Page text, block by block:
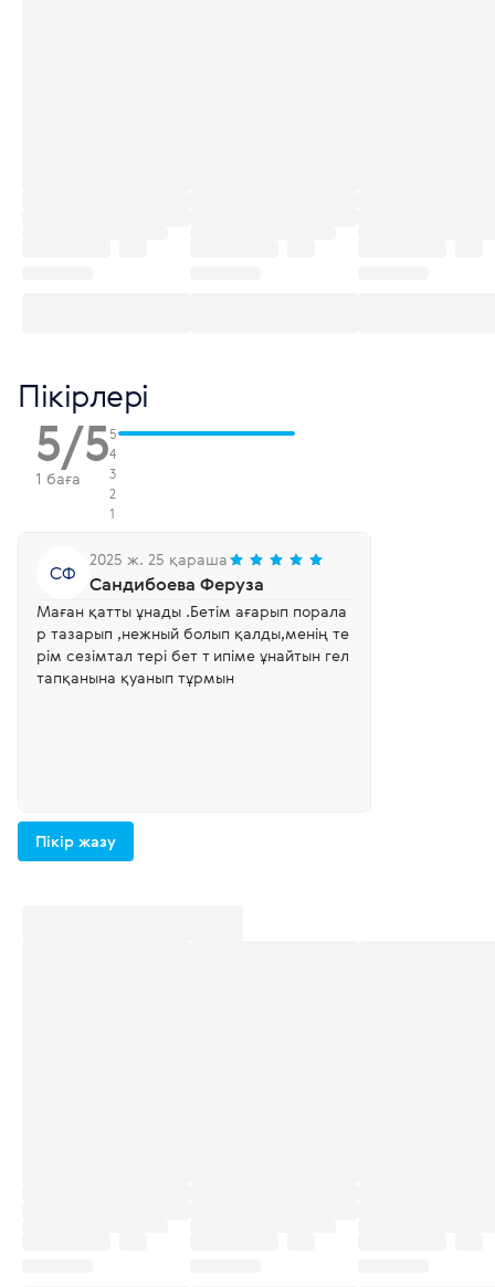
Пікірлері
5/5
1 баға
5
4
3
2
1
СФ
2025 ж. 25 қараша
Сандибоева Феруза
Маған қатты ұнады .Бетім ағарып порала
р тазарып ,нежный болып қалды,менің те
рім сезімтал тері бет т ипіме ұнайтын гел
тапқанына қуанып тұрмын
Пікір жазу